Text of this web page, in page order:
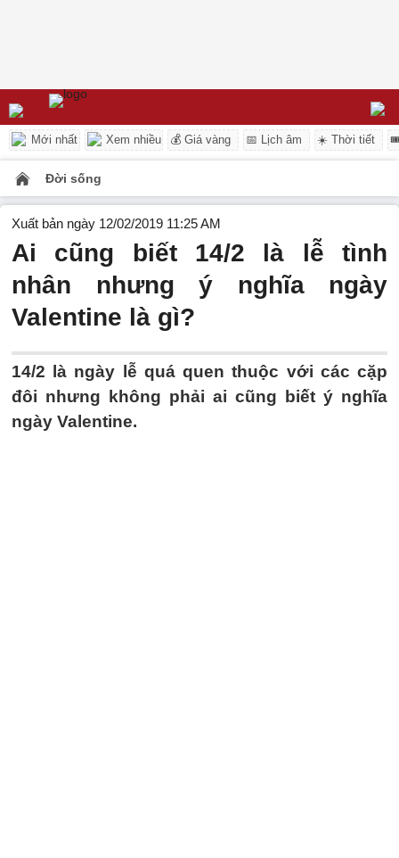
Mới nhất Xem nhiều 💰 Giá vàng 📅 Lịch âm ☀️ Thời tiết
Đời sống
Xuất bản ngày 12/02/2019 11:25 AM
Ai cũng biết 14/2 là lễ tình
nhân nhưng ý nghĩa ngày
Valentine là gì?
14/2 là ngày lễ quá quen thuộc với các cặp
đôi nhưng không phải ai cũng biết ý nghĩa
ngày Valentine.